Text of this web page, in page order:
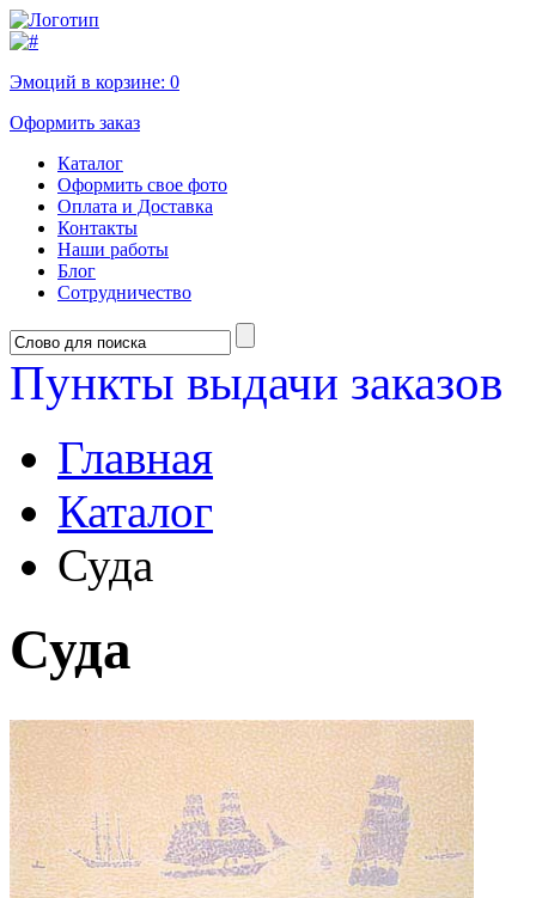
Эмоций в корзине: 0
Оформить заказ
Каталог
Оформить свое фото
Оплата и Доставка
Контакты
Наши работы
Блог
Сотрудничество
Пункты выдачи заказов
Главная
Каталог
Суда
Суда